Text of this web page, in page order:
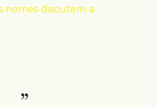
nomes-discutem-a-